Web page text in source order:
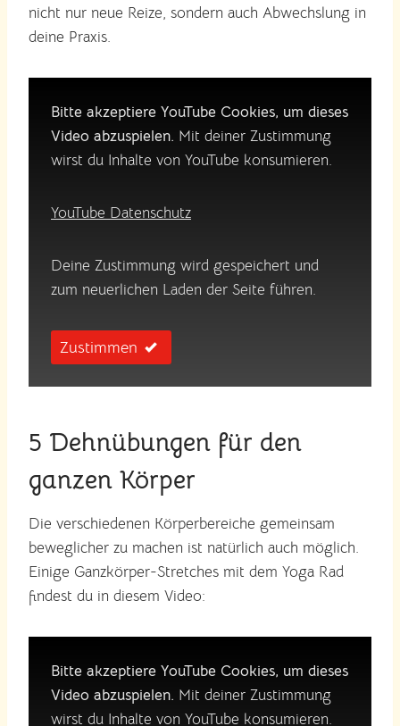
nicht nur neue Reize, sondern auch Abwechslung in
deine Praxis.
Bitte akzeptiere YouTube Cookies, um dieses
Video abzuspielen. Mit deiner Zustimmung
wirst du Inhalte von YouTube konsumieren.
YouTube Datenschutz
Deine Zustimmung wird gespeichert und
zum neuerlichen Laden der Seite führen.
Zustimmen
5 Dehnübungen für den
ganzen Körper
Die verschiedenen Körperbereiche gemeinsam
beweglicher zu machen ist natürlich auch möglich.
Einige Ganzkörper-Stretches mit dem Yoga Rad
findest du in diesem Video:
Bitte akzeptiere YouTube Cookies, um dieses
Video abzuspielen. Mit deiner Zustimmung
wirst du Inhalte von YouTube konsumieren.